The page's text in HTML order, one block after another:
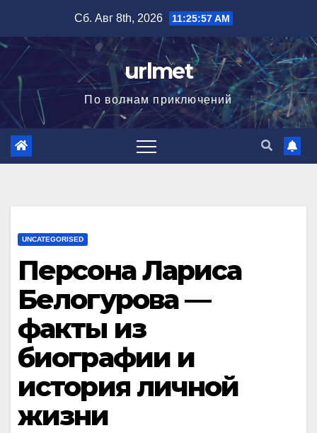
содержимому
Сб. Авг 8th, 2026 11:25:58 AM
urlmet
По волнам приключений
UNCATEGORISED
Персона Лариса
Белогурова —
факты из
биографии и
история личной
жизни